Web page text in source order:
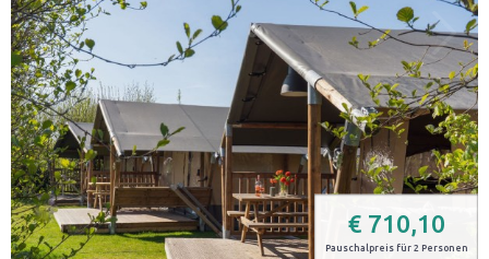
€ 710,10
Pauschalpreis für 2 Personen